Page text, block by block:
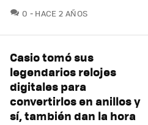
0 COMENTARIOS
HACE 2 AÑOS
Casio tomó sus
legendarios relojes
digitales para
convertirlos en anillos y
sí, también dan la hora